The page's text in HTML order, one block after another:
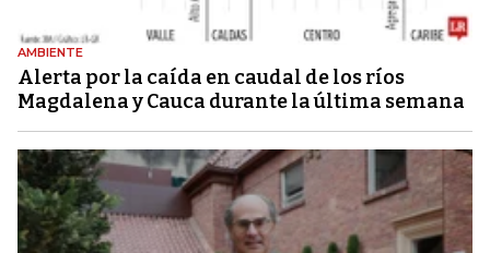
AMBIENTE
Alerta por la caída en caudal de los ríos
Magdalena y Cauca durante la última semana